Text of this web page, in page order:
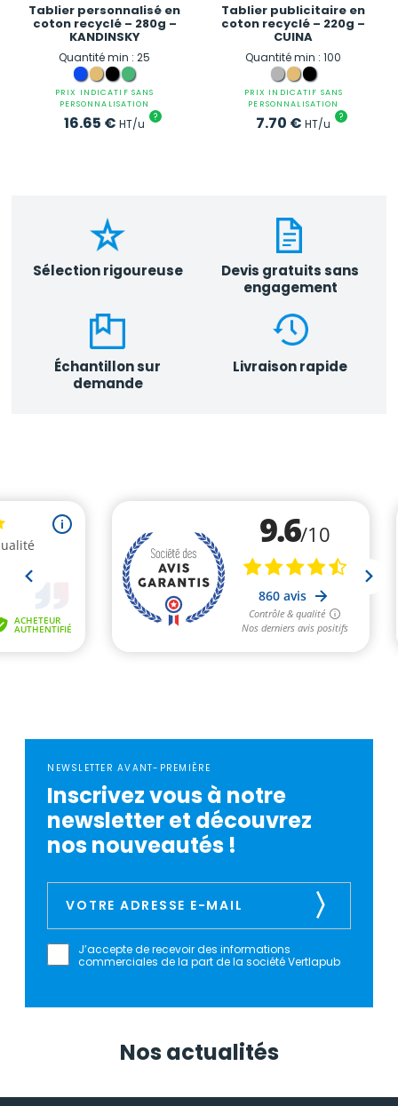
Tablier personnalisé en
coton recyclé – 280g –
KANDINSKY
Quantité min : 25
PRIX INDICATIF SANS
PERSONNALISATION
16.65 € HT/u ?
Tablier publicitaire en
coton recyclé – 220g –
CUINA
Quantité min : 100
PRIX INDICATIF SANS
PERSONNALISATION
7.70 € HT/u ?
Sélection rigoureuse
Devis gratuits sans
engagement
Échantillon sur
demande
Livraison rapide
NEWSLETTER AVANT-PREMIÈRE
Inscrivez vous à notre
newsletter et découvrez
nos nouveautés !
J’accepte de recevoir des informations
commerciales de la part de la société Vertlapub
Nos actualités